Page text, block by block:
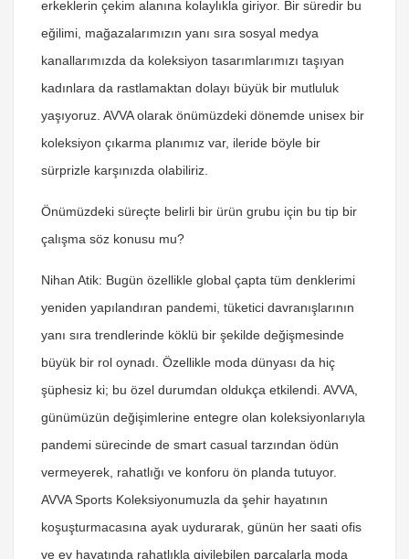
erkeklerin çekim alanına kolaylıkla giriyor. Bir süredir bu
eğilimi, mağazalarımızın yanı sıra sosyal medya
kanallarımızda da koleksiyon tasarımlarımızı taşıyan
kadınlara da rastlamaktan dolayı büyük bir mutluluk
yaşıyoruz. AVVA olarak önümüzdeki dönemde unisex bir
koleksiyon çıkarma planımız var, ileride böyle bir
sürprizle karşınızda olabiliriz.
Önümüzdeki süreçte belirli bir ürün grubu için bu tip bir
çalışma söz konusu mu?
Nihan Atik: Bugün özellikle global çapta tüm denklerimi
yeniden yapılandıran pandemi, tüketici davranışlarının
yanı sıra trendlerinde köklü bir şekilde değişmesinde
büyük bir rol oynadı. Özellikle moda dünyası da hiç
şüphesiz ki; bu özel durumdan oldukça etkilendi. AVVA,
günümüzün değişimlerine entegre olan koleksiyonlarıyla
pandemi sürecinde de smart casual tarzından ödün
vermeyerek, rahatlığı ve konforu ön planda tutuyor.
AVVA Sports Koleksiyonumuzla da şehir hayatının
koşuşturmacasına ayak uydurarak, günün her saati ofis
ve ev hayatında rahatlıkla giyilebilen parçalarla moda